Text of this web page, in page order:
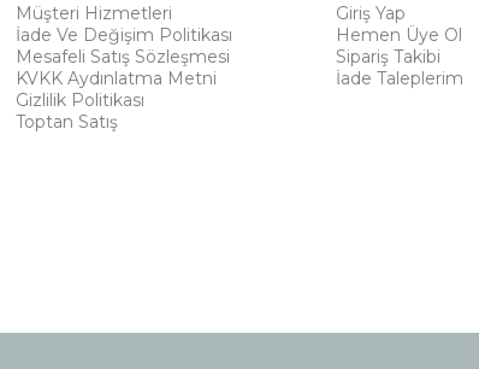
Müşteri Hizmetleri
İade Ve Değişim Politikası
Mesafeli Satış Sözleşmesi
KVKK Aydınlatma Metni
Gizlilik Politikası
Toptan Satış
Giriş Yap
Hemen Üye Ol
Sipariş Takibi
İade Taleplerim